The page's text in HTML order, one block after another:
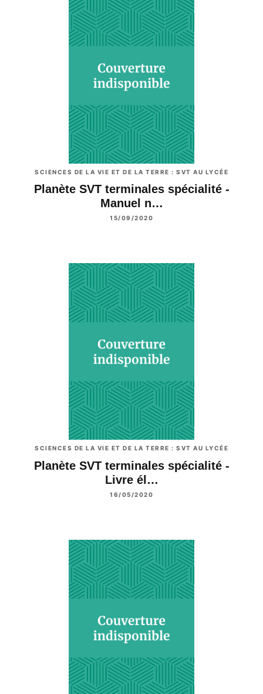
SCIENCES DE LA VIE ET DE LA TERRE : SVT AU LYCÉE
Planète SVT terminales spécialité -
Manuel n…
15/09/2020
SCIENCES DE LA VIE ET DE LA TERRE : SVT AU LYCÉE
Planète SVT terminales spécialité -
Livre él…
16/05/2020